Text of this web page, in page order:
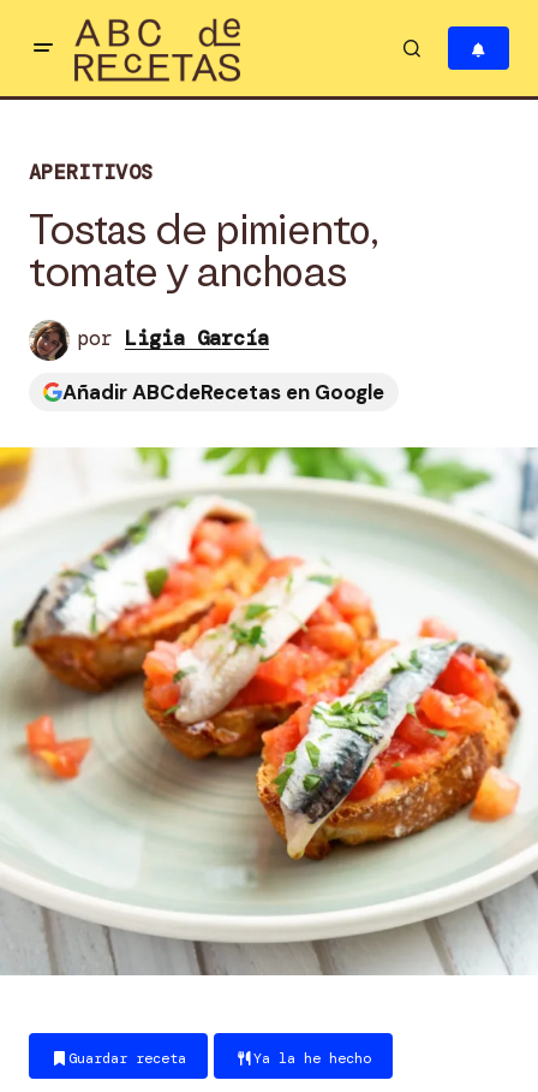
APERITIVOS
Tostas de pimiento,
tomate y anchoas
por Ligia García
Añadir ABCdeRecetas en Google
Guardar receta Ya la he hecho